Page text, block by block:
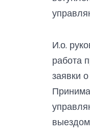
И.о.
работа
заявки